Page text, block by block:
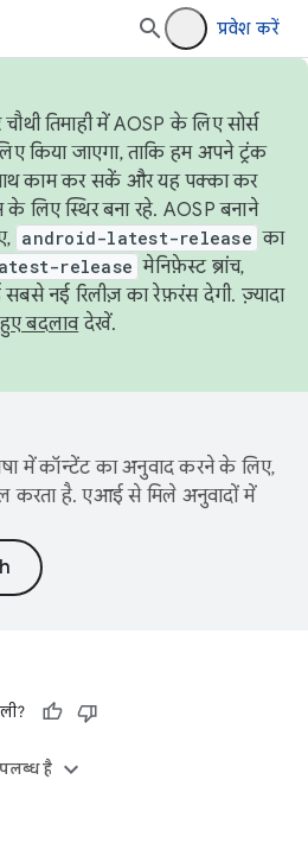
प्रवेश करें
तिमाही में AOSP के लिए सोर्स
किया जाएगा, ताकि हम अपने ट्रंक
काम कर सकें और यह पक्का कर
लिए स्थिर बना रहे. AOSP बनाने
android-latest-release का
release मेनिफ़ेस्ट ब्रांच,
नई रिलीज़ का रेफ़रंस देगी. ज़्यादा
बदलावदेखें.
में कॉन्टेंट का अनुवाद करने के लिए,
करता है. एआई से मिले अनुवादों में
है